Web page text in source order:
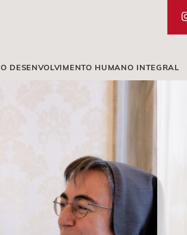
O DESENVOLVIMENTO HUMANO INTEGRAL